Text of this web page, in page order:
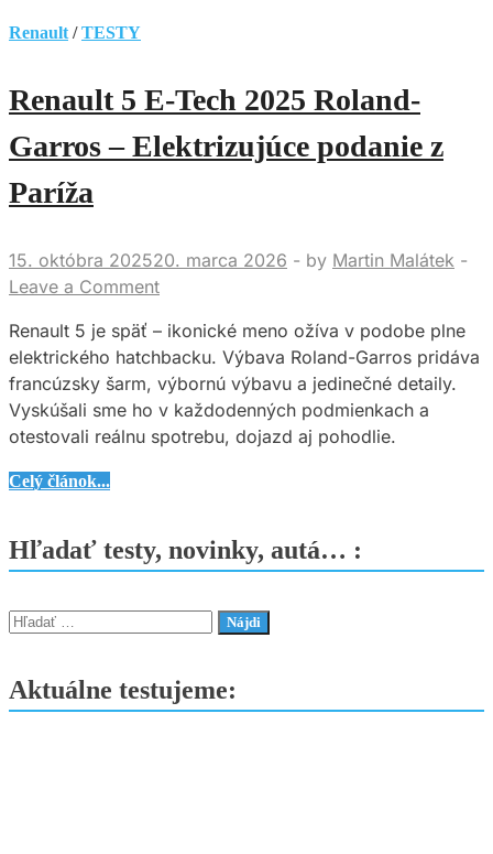
Renault /TESTY
Renault 5 E-Tech 2025 Roland-
Garros – Elektrizujúce podanie z
Paríža
15. októbra 202520. marca 2026 - by Martin Malátek -
Leave a Comment
Renault 5 je späť – ikonické meno ožíva v podobe plne
elektrického hatchbacku. Výbava Roland-Garros pridáva
francúzsky šarm, výbornú výbavu a jedinečné detaily.
Vyskúšali sme ho v každodenných podmienkach a
otestovali reálnu spotrebu, dojazd aj pohodlie.
Renault
Tech
Roland-
Garros
Elektrizujúce
podanie
Celý článok...
Hľadať testy, novinky, autá… :
Hľadať:
Aktuálne testujeme: